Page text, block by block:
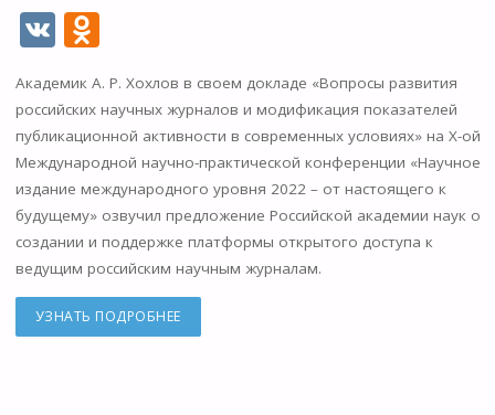
V O
n
o
kl
as
s
ni
ki
Академик А. Р. Хохлов в своем докладе «Вопросы развития
российских научных журналов и модификация показателей
публикационной активности в современных условиях» на X-ой
Международной научно-практической конференции «Научное
издание международного уровня 2022 – от настоящего к
будущему» озвучил предложение Российской академии наук о
создании и поддержке платформы открытого доступа к
ведущим российским научным журналам.
УЗНАТЬ ПОДРОБНЕЕ